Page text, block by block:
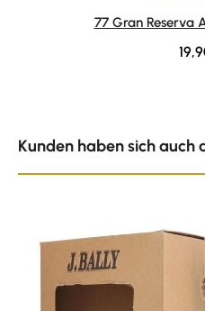
Durchschnittliche Bewertung
77 Gran Reserva
Kunden haben sich auch